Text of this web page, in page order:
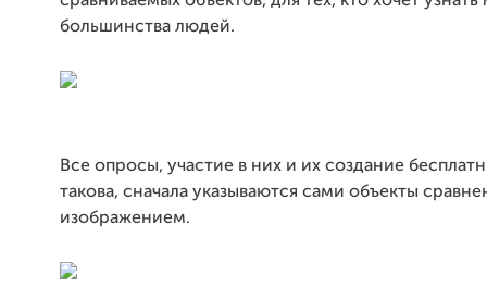
большинства людей.
Все опросы, участие в них и их создание
такова, сначала указываются сами объекты
изображением.